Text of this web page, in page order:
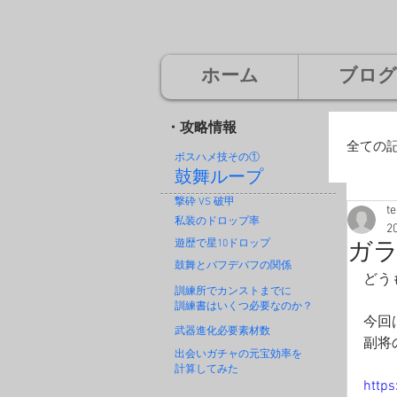
ホーム ブログ
・攻略情報
ボスハメ技その①
鼓舞ループ
撃砕 VS 破甲
私装のドロップ率
遊歴で星10ドロップ
鼓舞とバフデバフの関係
訓練所でカンストまでに
訓練書はいくつ必要なのか？
武器進化必要素材数
出会いガチャの元宝効率を
計算してみた
全ての
ガ
どう
今回
副将